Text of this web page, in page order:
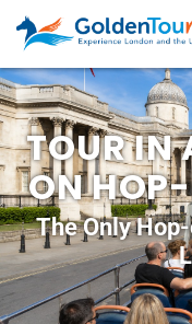
TOUR IN
ON
The Only